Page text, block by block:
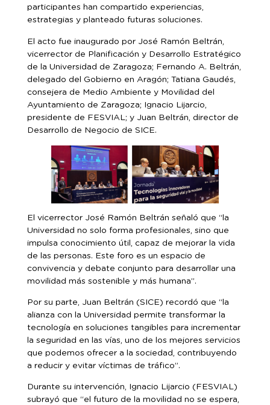
participantes han compartido experiencias,
estrategias y planteado futuras soluciones.
El acto fue inaugurado por José Ramón Beltrán,
vicerrector de Planificación y Desarrollo Estratégico
de la Universidad de Zaragoza; Fernando A. Beltrán,
delegado del Gobierno en Aragón; Tatiana Gaudés,
consejera de Medio Ambiente y Movilidad del
Ayuntamiento de Zaragoza; Ignacio Lijarcio,
presidente de FESVIAL; y Juan Beltrán, director de
Desarrollo de Negocio de SICE.
El vicerrector José Ramón Beltrán señaló que “la
Universidad no solo forma profesionales, sino que
impulsa conocimiento útil, capaz de mejorar la vida
de las personas. Este foro es un espacio de
convivencia y debate conjunto para desarrollar una
movilidad más sostenible y más humana”.
Por su parte, Juan Beltrán (SICE) recordó que “la
alianza con la Universidad permite transformar la
tecnología en soluciones tangibles para incrementar
la seguridad en las vías, uno de los mejores servicios
que podemos ofrecer a la sociedad, contribuyendo
a reducir y evitar víctimas de tráfico”.
Durante su intervención, Ignacio Lijarcio (FESVIAL)
subrayó que “el futuro de la movilidad no se espera,